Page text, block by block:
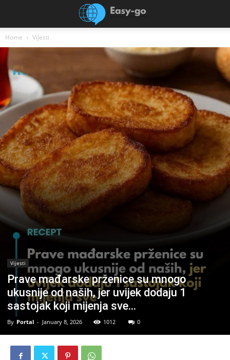
Home Vijesti
Vijesti
Prave mađarske prženice su mnogo
ukusnije od naših, jer uvijek dodaju 1
sastojak koji mijenja sve…
By Portal - January 8, 2026 1012 0